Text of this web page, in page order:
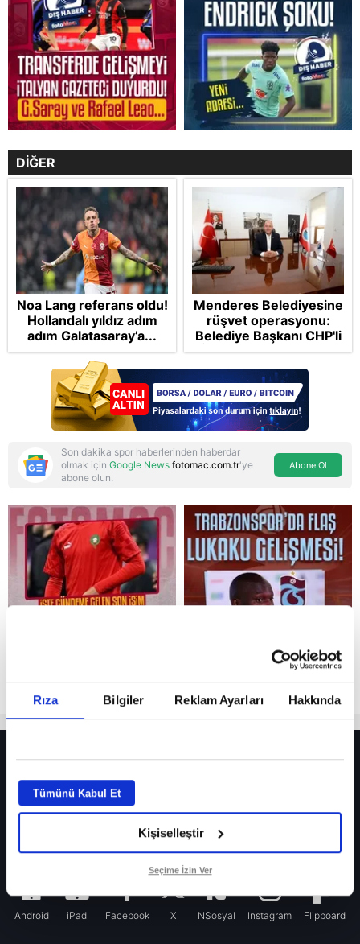
Rıza Bilgiler Reklam Ayarları Hakkında
Tümünü Kabul Et
Kişiselleştir
Seçime İzin Ver
Reddet
DİĞER
Noa Lang referans oldu!
Hollandalı yıldız adım
adım Galatasaray’a...
Menderes Belediyesine
rüşvet operasyonu:
Belediye Başkanı CHP'li
İlkay Çiçek tutuklandı
Son dakika spor haberlerinden haberdar
olmak için Google News fotomac.com.tr'ye
abone olun.
Abone Ol
Fenerbahçe’de sürpriz ayrılık ihtimali! Devre arasında gelmişti
Fenerbahçe’nin yeni transferi Mason Greenwood için olay sözler!
Galatasaray’da rota yeniden Thiago Almada!
Android iPad Facebook X NSosyal Instagram Flipboard